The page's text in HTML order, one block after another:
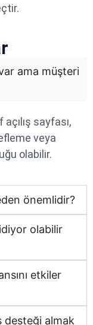
ama müşteri
sayfası,
veya
olabilir.
önemlidir?
olabilir
etkiler
desteği almak